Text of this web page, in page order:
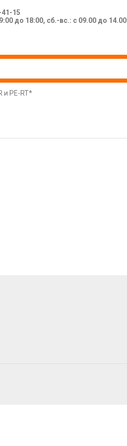
41-15
до 18:00, сб.-вс.: с 09.00 до 14.00
и PE-RT*